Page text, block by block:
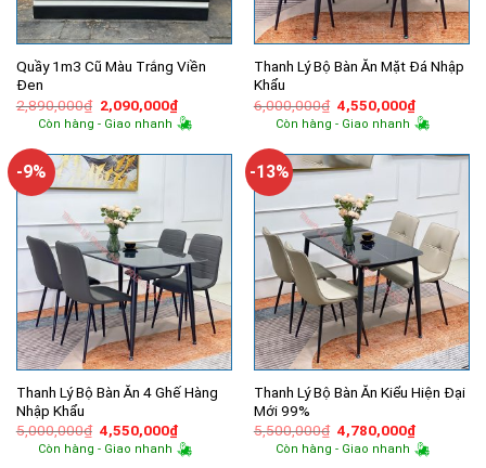
Quầy 1m3 Cũ Màu Trắng Viền
Đen
2,890,000₫ Giá
gốc
là:
2,090,000₫Giá
hiện
tại
2,090,000₫.
Còn hàng - Giao nhanh
Thanh Lý Bộ Bàn Ăn Mặt Đá Nhập
Khẩu
6,000,000₫ Giá
gốc
là:
4,550,000₫Giá
hiện
tại
Còn hàng - Giao nhanh
-9%
Thanh Lý Bộ Bàn Ăn 4 Ghế Hàng
Nhập Khẩu
5,000,000₫ Giá
gốc
là:
4,550,000₫Giá
hiện
tại
Còn hàng - Giao nhanh
-13%
Thanh Lý Bộ Bàn Ăn Kiểu Hiện Đại
Mới 99%
5,500,000₫ Giá
gốc
là:
4,780,000₫Giá
hiện
tại
Còn hàng - Giao nhanh